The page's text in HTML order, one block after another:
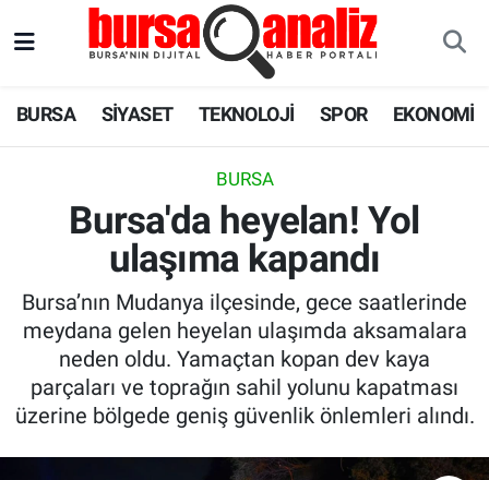
BURSA SİYASET TEKNOLOJİ SPOR EKONOMİ
BURSA
Bursa'da heyelan! Yol
ulaşıma kapandı
Bursa’nın Mudanya ilçesinde, gece saatlerinde
meydana gelen heyelan ulaşımda aksamalara
neden oldu. Yamaçtan kopan dev kaya
parçaları ve toprağın sahil yolunu kapatması
üzerine bölgede geniş güvenlik önlemleri alındı.
SPOR
EKONOMİ
SAĞLIK
ASTROLOJİ
Süper Lig Puan Durumu ve Fikstür
Tüm Manşetler
Son Dakika Haberleri
Haber Arşivi